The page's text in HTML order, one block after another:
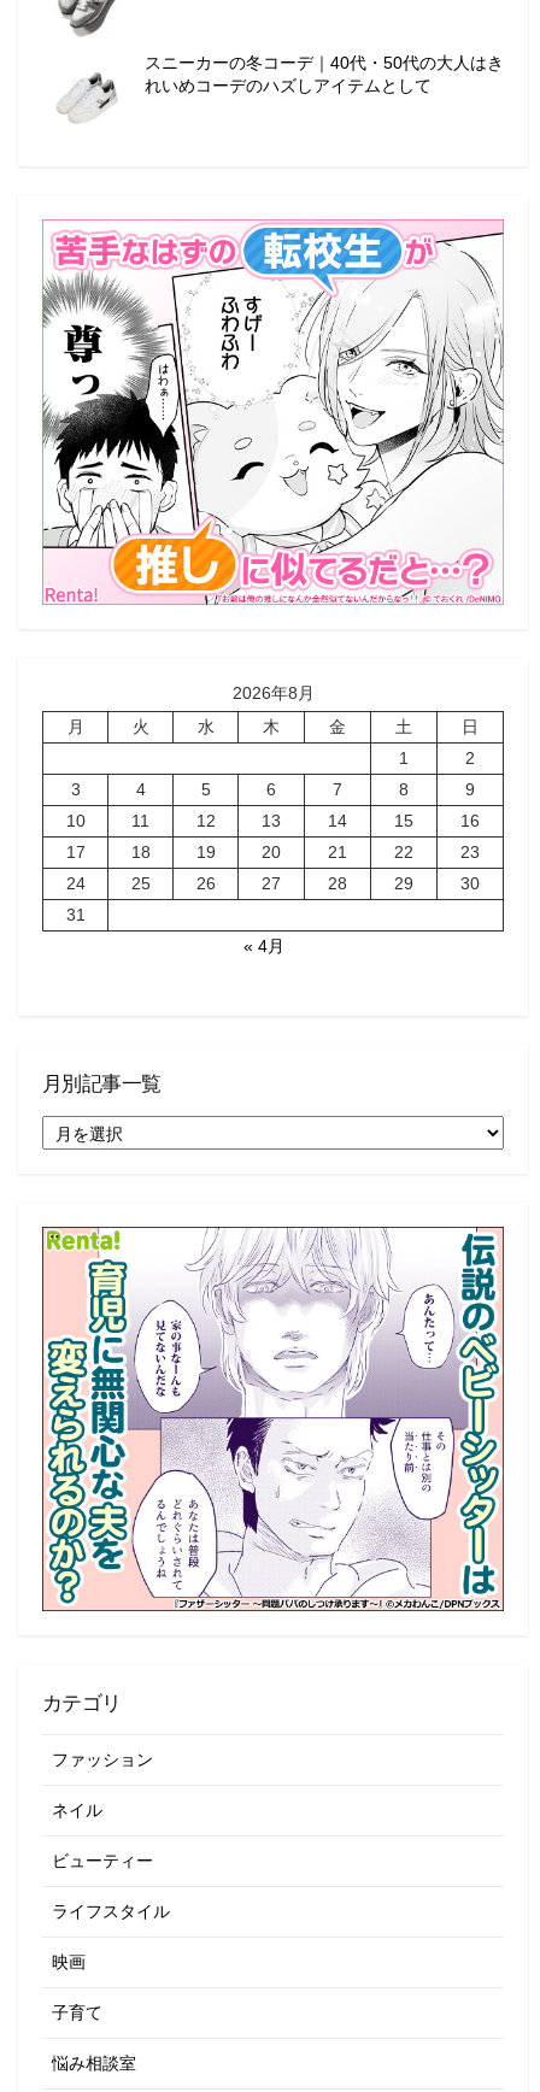
スニーカーの冬コーデ｜40代・50代の大人はき
れいめコーデのハズしアイテムとして
2026年8月
月
火 水 木 金 土
日
1
2
3
4 5 6 7 8
9
10
11 12 13 14 15
16
17
18 19 20 21 22
23
24
25 26 27 28 29
30
31
« 4月
月別記事一覧
別
覧
カテゴリ
ファッション
ネイル
ビューティー
ライフスタイル
映画
子育て
悩み相談室